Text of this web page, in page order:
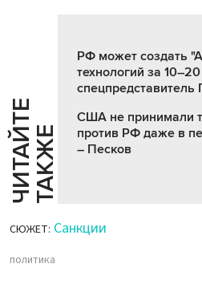
Ч
И
Т
АЙ
Т
Е
Т
А
К
ЖЕ
РФ может создать
технологий за
спецпредставитель
США не принимали
против РФ даже в
– Песков
СЮЖЕТ: Санкции
политика